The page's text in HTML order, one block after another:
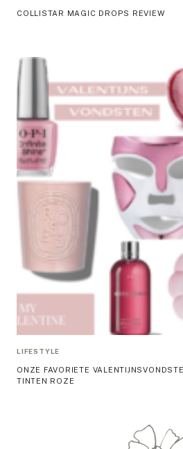
COLLISTAR MAGIC DROPS REVIEW
LIFESTYLE
ONZE FAVORIETE
TINTEN ROZE